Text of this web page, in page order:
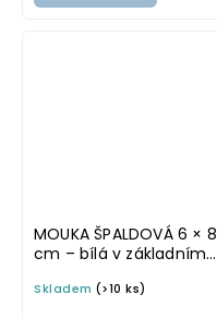
MOUKA ŠPALDOVÁ 6 × 8
cm – bílá v základním
samolepka na
Skladem (>10 ks)